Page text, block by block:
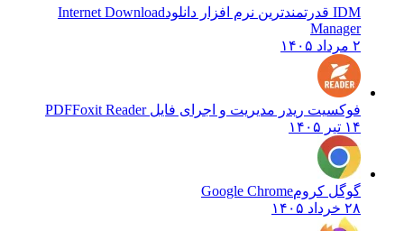
IDM قدرتمندترین نرم افزار دانلود
Internet Download
Manager
۲ مرداد ۱۴۰۵
فوکسیت ریدر مدیریت و اجرای فایل PDFFoxit Reader
۱۴ تیر ۱۴۰۵
گوگل کرومGoogle Chrome
۲۸ خرداد ۱۴۰۵